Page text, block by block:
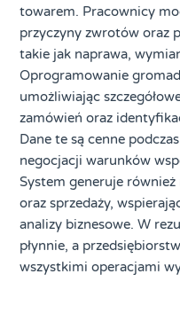
towarem. Pracownicy
przyczyny zwrotów oraz
takie jak naprawa,
Oprogramowanie
umożliwiając
zamówień oraz
Dane te są cenne
negocjacji warunków
System generuje
oraz sprzedaży,
analizy biznesowe. W
płynnie, a
wszystkimi operacjami